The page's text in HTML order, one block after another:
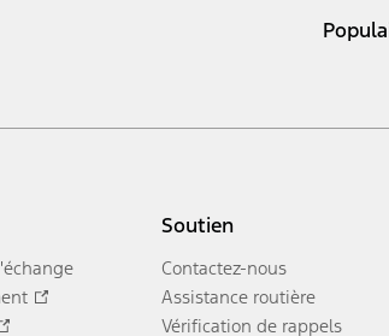
Soutien
Contactez-nous
Assistance routière
Vérification de rappels